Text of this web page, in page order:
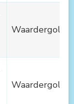
Waardergolf
Waardergolf